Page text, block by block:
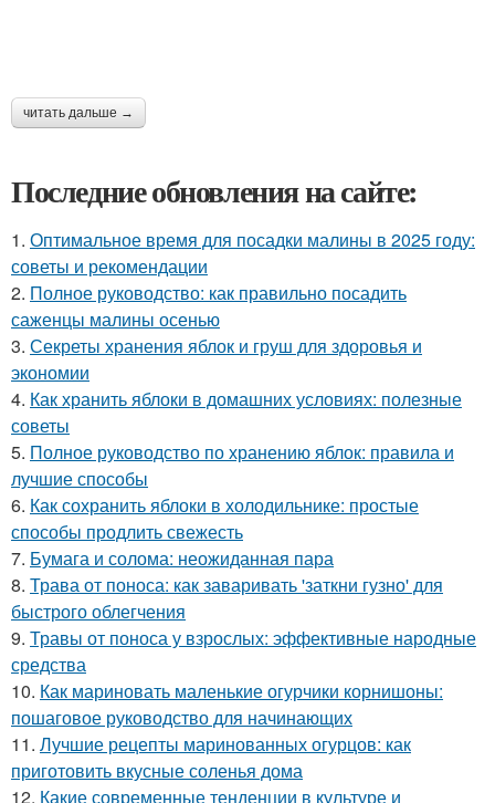
читать дальше →
Последние обновления на сайте:
1. Оптимальное время для посадки малины в 2025 году:
советы и рекомендации
2. Полное руководство: как правильно посадить
саженцы малины осенью
3. Секреты хранения яблок и груш для здоровья и
экономии
4. Как хранить яблоки в домашних условиях: полезные
советы
5. Полное руководство по хранению яблок: правила и
лучшие способы
6. Как сохранить яблоки в холодильнике: простые
способы продлить свежесть
7. Бумага и солома: неожиданная пара
8. Трава от поноса: как заваривать 'заткни гузно' для
быстрого облегчения
9. Травы от поноса у взрослых: эффективные народные
средства
10. Как мариновать маленькие огурчики корнишоны:
пошаговое руководство для начинающих
11. Лучшие рецепты маринованных огурцов: как
приготовить вкусные соленья дома
12. Какие современные тенденции в культуре и